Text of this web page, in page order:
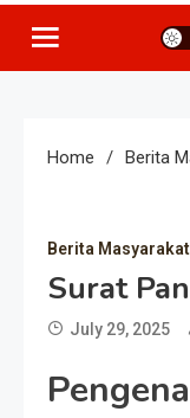
Home Berita
Berita Masyarakat
Surat
July 29, 2025